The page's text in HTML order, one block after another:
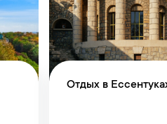
Отдых в